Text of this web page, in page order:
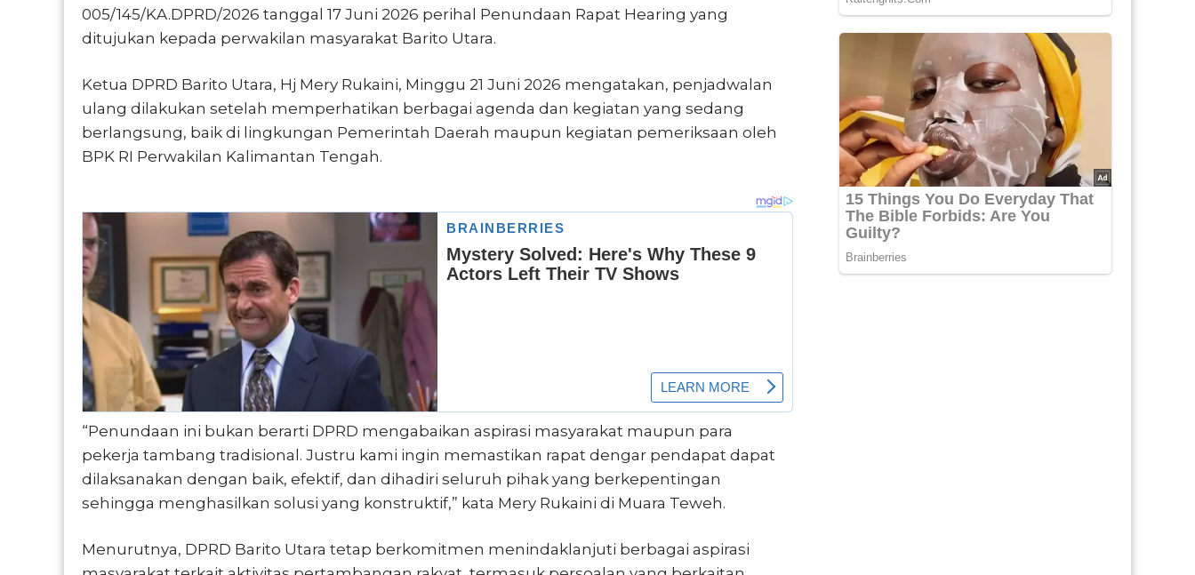
005/145/KA.DPRD/2026 tanggal 17 Juni 2026 perihal Penundaan Rapat Hearing yang
ditujukan kepada perwakilan masyarakat Barito Utara.
Ketua DPRD Barito Utara, Hj Mery Rukaini, Minggu 21 Juni 2026 mengatakan, penjadwalan
ulang dilakukan setelah memperhatikan berbagai agenda dan kegiatan yang sedang
berlangsung, baik di lingkungan Pemerintah Daerah maupun kegiatan pemeriksaan oleh
BPK RI Perwakilan Kalimantan Tengah.
“Penundaan ini bukan berarti DPRD mengabaikan aspirasi masyarakat maupun para
pekerja tambang tradisional. Justru kami ingin memastikan rapat dengar pendapat dapat
dilaksanakan dengan baik, efektif, dan dihadiri seluruh pihak yang berkepentingan
sehingga menghasilkan solusi yang konstruktif,” kata Mery Rukaini di Muara Teweh.
Menurutnya, DPRD Barito Utara tetap berkomitmen menindaklanjuti berbagai aspirasi